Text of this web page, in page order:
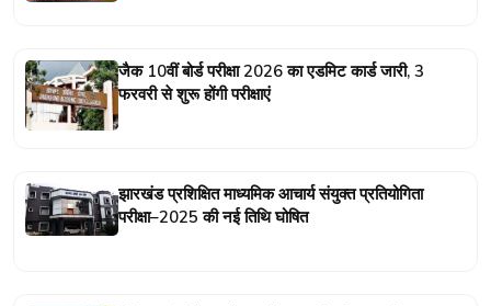
जैक 10वीं बोर्ड परीक्षा 2026 का एडमिट कार्ड जारी, 3
फरवरी से शुरू होंगी परीक्षाएं
झारखंड प्रशिक्षित माध्यमिक आचार्य संयुक्त प्रतियोगिता
परीक्षा–2025 की नई तिथि घोषित